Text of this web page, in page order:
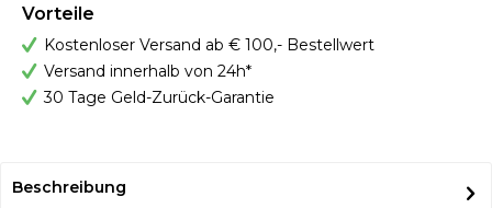
Vorteile
Kostenloser Versand ab € 100,- Bestellwert
Versand innerhalb von 24h*
30 Tage Geld-Zurück-Garantie
Beschreibung